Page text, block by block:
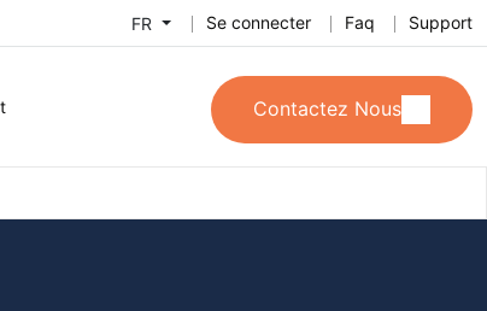
FR Se connecter Faq Support
Contactez Nous